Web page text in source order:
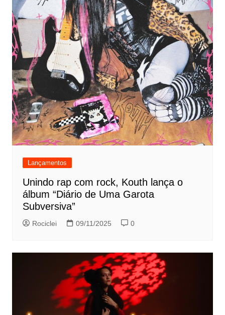
Lançamentos
Unindo rap com rock, Kouth lança o
álbum “Diário de Uma Garota
Subversiva”
Rociclei 09/11/2025 0